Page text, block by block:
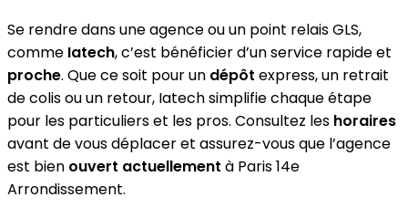
Se rendre dans une agence ou un point relais GLS,
comme Iatech, c’est bénéficier d’un service rapide et
proche. Que ce soit pour un dépôt express, un retrait
de colis ou un retour, Iatech simplifie chaque étape
pour les particuliers et les pros. Consultez les horaires
avant de vous déplacer et assurez-vous que l’agence
est bien ouvert actuellement à Paris 14e
Arrondissement.